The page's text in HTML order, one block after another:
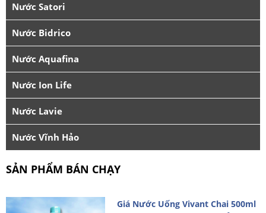
Nước Satori
Nước Bidrico
Nước Aquafina
Nước Ion Life
Nước Lavie
Nước Vĩnh Hảo
SẢN PHẨM BÁN CHẠY
Giá Nước Uống Vivant Chai 500ml